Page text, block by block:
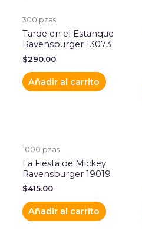
300 pzas
Tarde en el Estanque
Ravensburger 13073
$290.00
Añadir al carrito
1000 pzas
La Fiesta de Mickey
Ravensburger 19019
$415.00
Añadir al carrito